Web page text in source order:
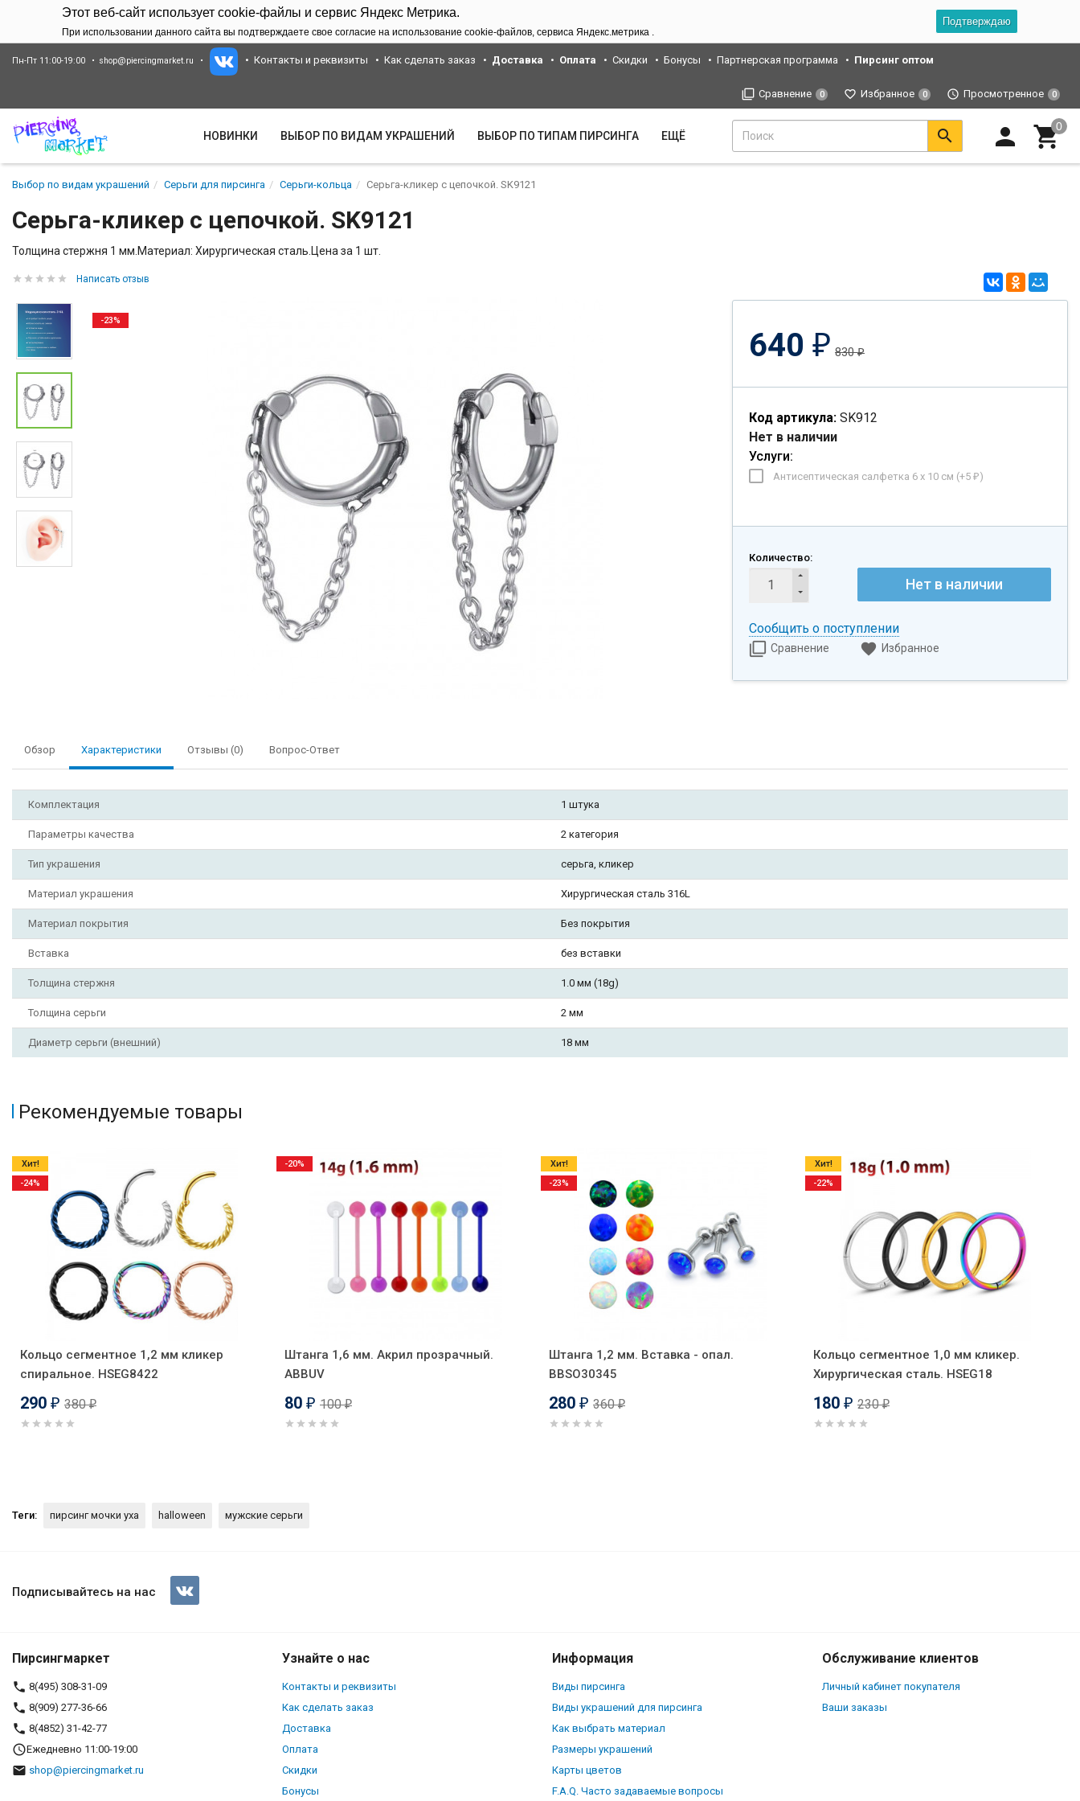
Этот веб-сайт использует cookie-файлы и сервис Яндекс Метрика.
При использовании данного сайта вы подтверждаете свое согласие на использование cookie-файлов, сервиса Яндекс.метрика .
Подтверждаю
Пн-Пт 11:00-19:00 shop@piercingmarket.ru Контакты и реквизиты Как сделать заказ Доставка Оплата Скидки Бонусы Партнерская программа Пирсинг оптом
Сравнение 0 Избранное 0 Просмотренное 0
НОВИНКИ ВЫБОР ПО ВИДАМ УКРАШЕНИЙ ВЫБОР ПО ТИПАМ ПИРСИНГА ЕЩЁ
Выбор по видам украшений Серьги для пирсинга Серьги-кольца Серьга-кликер с цепочкой. SK9121
Серьга-кликер с цепочкой. SK9121
Толщина стержня 1 мм.Материал: Хирургическая сталь.Цена за 1 шт.
Написать отзыв
-23%
640 ₽ 830₽
Код артикула: SK912
Нет в наличии
Услуги:
Антисептическая салфетка 6 х 10 см (+5 ₽ )
Количество:
Нет в наличии
Сообщить о поступлении
Сравнение Избранное
Обзор Характеристики Отзывы (0) Вопрос-Ответ
Комплектация 1 штука
Параметры качества 2 категория
Тип украшения серьга, кликер
Материал украшения Хирургическая сталь 316L
Материал покрытия Без покрытия
Вставка без вставки
Толщина стержня 1.0 мм (18g)
Толщина серьги 2 мм
Диаметр серьги (внешний) 18 мм
Рекомендуемые товары
Кольцо сегментное 1,2 мм кликер
спиральное. HSEG8422
290 ₽ 380₽
Хит!
-24%
Штанга 1,6 мм. Акрил прозрачный.
ABBUV
80 ₽ 100₽
-20%
Штанга 1,2 мм. Вставка - опал.
BBSO30345
280 ₽ 360₽
Хит!
-23%
Кольцо сегментное 1,0 мм кликер.
Хирургическая сталь. HSEG18
180 ₽ 230₽
Хит!
-22%
Теги: пирсинг мочки уха halloween мужские серьги
Серьга-кликер с цепочкой. SK9121
Подписывайтесь на нас
Пирсингмаркет
8(495) 308-31-09
8(909) 277-36-66
8(4852) 31-42-77
Ежедневно 11:00-19:00
shop@piercingmarket.ru
Узнайте о нас
Контакты и реквизиты
Как сделать заказ
Доставка
Оплата
Скидки
Бонусы
Информация
Виды пирсинга
Виды украшений для пирсинга
Как выбрать материал
Размеры украшений
Карты цветов
F.A.Q. Часто задаваемые вопросы
Обслуживание клиентов
Личный кабинет покупателя
Ваши заказы